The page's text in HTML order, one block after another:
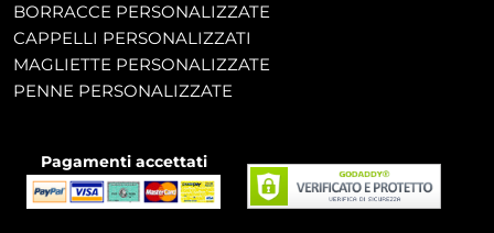
BORRACCE PERSONALIZZATE
CAPPELLI PERSONALIZZATI
MAGLIETTE PERSONALIZZATE
PENNE PERSONALIZZATE
Pagamenti accettati